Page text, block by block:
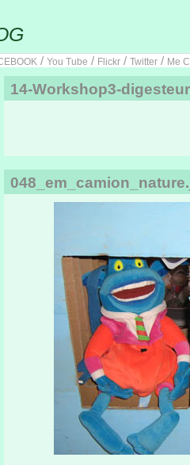
/ You Tube / Flickr / Twitter / Me
14-Workshop3-